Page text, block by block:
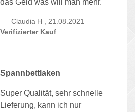
das Geld was will man mehr.
Claudia H
21.08.2021
Verifizierter Kauf
Spannbettlaken
Super Qualität, sehr schnelle
Lieferung, kann ich nur